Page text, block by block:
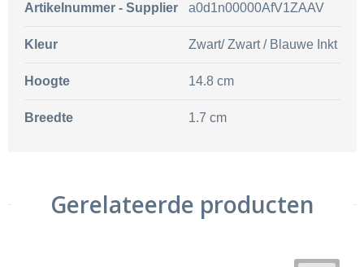
Artikelnummer - Supplier a0d1n00000AfV1ZAAV
Kleur Zwart/ Zwart / Blauwe Inkt
Hoogte 14.8 cm
Breedte 1.7 cm
Gerelateerde producten